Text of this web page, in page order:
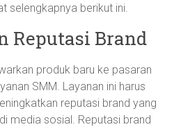
selengkapnya berikut ini.
Reputasi Brand
produk baru ke pasaran
SMM. Layanan ini harus
reputasi brand yang
media sosial. Reputasi brand